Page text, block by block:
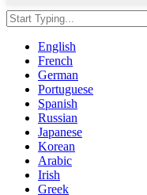
English
French
German
Portuguese
Spanish
Russian
Japanese
Korean
Arabic
Irish
Greek